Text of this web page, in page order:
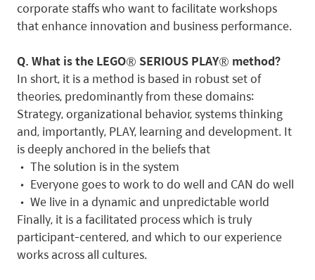
corporate staffs who want to facilitate workshops
that enhance innovation and business performance.
Q. What is the LEGO® SERIOUS PLAY® method?
In short, it is a method is based in robust set of
theories, predominantly from these domains:
Strategy, organizational behavior, systems thinking
and, importantly, PLAY, learning and development. It
is deeply anchored in the beliefs that
• The solution is in the system
• Everyone goes to work to do well and CAN do well
• We live in a dynamic and unpredictable world
Finally, it is a facilitated process which is truly
participant-centered, and which to our experience
works across all cultures.